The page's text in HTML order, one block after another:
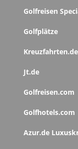
Golfreisen
Golfplätze
Kreuzfahrten.de
Jt.de
Golfreisen.com
Golfhotels.com
Azur.de